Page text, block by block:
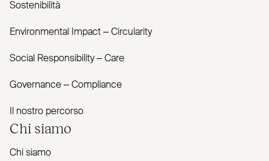
Sostenibilità
Envi­ronmental Impact – Cir­cularity
Social Responsibility – Care
Governance – Com­pliance
Il nostro percorso
Chi siamo
Chi siamo